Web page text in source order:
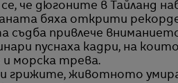
че дюгоните в Тайланд
бяха открити
съдба привлече
пуснаха кадри, на
и морска трева.
грижите, животното